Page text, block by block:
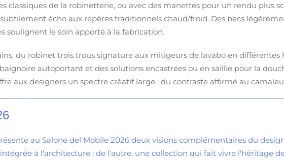
classiques de la robinetterie, ou avec des manettes pour un rendu plus
écho aux repères traditionnels chaud/froid. Des becs
soulignent le soin apporté à la fabrication.
du robinet trois trous signature aux mitigeurs de lavabo en différentes
autoportant et des solutions encastrées ou en saillie pour la
aux designers un spectre créatif large : du contraste affirmé au
au Salone del Mobile 2026 deux visions complémentaires du
à l'architecture ; de l'autre, une collection qui fait vivre l'héritage